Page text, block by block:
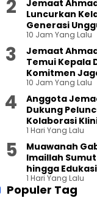
Jemaat
Luncurkan
Generasi
10 Jam Yang Lalu
Jemaat
Temui Kepala
Komitmen
10 Jam Yang Lalu
Anggota
Dukung
Kolaborasi
1 Hari Yang Lalu
Muawanah
Imaillah
hingga
1 Hari Yang Lalu
Populer Tag